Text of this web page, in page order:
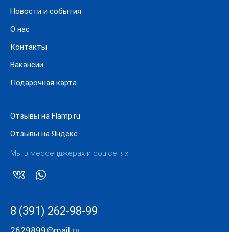
Новости и события
О нас
Контакты
Вакансии
Подарочная карта
Отзывы на Flamp.ru
Отзывы на Яндекс
Мы в мессенджерах и соц.сетях:
8 (391) 262-98-99